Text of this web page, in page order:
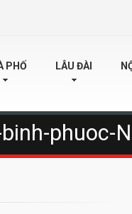
PHỐ LÂU ĐÀI
phuoc-